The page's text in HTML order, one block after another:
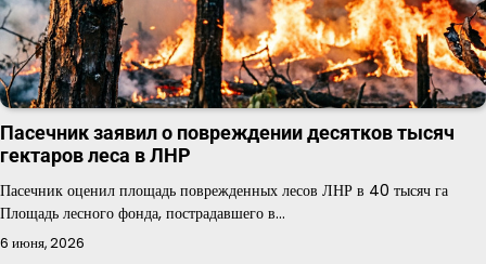
Пасечник заявил о повреждении десятков тысяч
гектаров леса в ЛНР
Пасечник оценил площадь поврежденных лесов ЛНР в 40 тысяч га
Площадь лесного фонда, пострадавшего в…
6 июня, 2026